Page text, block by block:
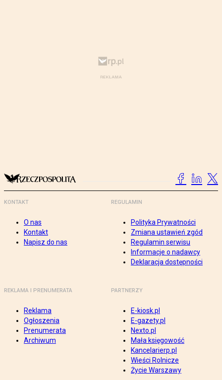
KONTAKT
O nas
Kontakt
Napisz do nas
REGULAMIN
Polityka Prywatności
Zmiana ustawień zgód
Regulamin serwisu
Informacje o nadawcy
Deklaracja dostępności
REKLAMA I PRENUMERATA
Reklama
Ogłoszenia
Prenumerata
Archiwum
PARTNERZY
E-kiosk.pl
E-gazety.pl
Nexto.pl
Mała księgowość
Kancelarierp.pl
Wieści Rolnicze
Życie Warszawy